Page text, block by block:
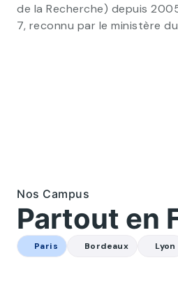
de la Recherche) depuis
7, reconnu par le ministère
École de commerce à Paris (1/
Nos Campus
Partout en
Paris Bordeaux Lyon